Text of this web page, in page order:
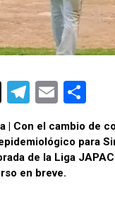
X
T
el
e
gr
a
E
m
ail
o
m
p
| Con el cambio de
para
de la Liga
en breve.